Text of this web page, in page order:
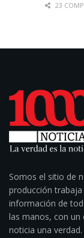
23
Somos el sitio de
producción
información de
las manos, con un
noticia una verdad.